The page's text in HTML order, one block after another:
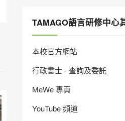
TAMAGO語言研修中心
本校官方網站
行政書士 - 查詢及委託
MeWe 專頁
YouTube 頻道